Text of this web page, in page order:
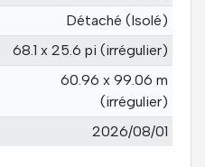
Détaché (Isolé)
68.1 x 25.6 pi (irrégulier)
60.96 x 99.06 m
(irrégulier)
2026/08/01